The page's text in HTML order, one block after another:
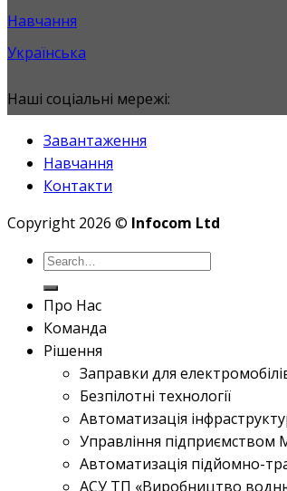
Навчання
Українська
Наші соціальні мережі:
Завантаження
Навчання
Контакти
Copyright 2026 © Infocom Ltd
Про Нас
Команда
Рішення
Заправки для
Безпілотні технології
Автоматизація
Управління підприємством
Автоматизація підйомно-
АСУ ТП «Виробництво